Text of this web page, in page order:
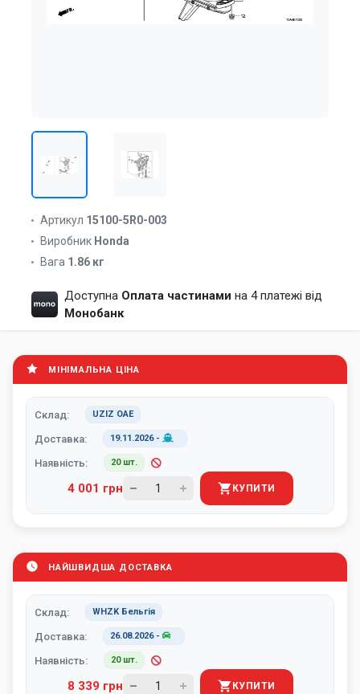
Артикул 15100-5R0-003
Виробник Honda
Вага 1.86 кг
Доступна Оплата частинами на 4 платежі від
Монобанк
МІНІМАЛЬНА ЦІНА
Склад: UZIZ ОАЕ
Доставка: 19.11.2026-
Наявність: 20 шт.
4 001 грн КУПИТИ
НАЙШВИДША ДОСТАВКА
Склад: WHZK Бельгія
Доставка: 26.08.2026-
Наявність: 20 шт.
8 339 грн КУПИТИ